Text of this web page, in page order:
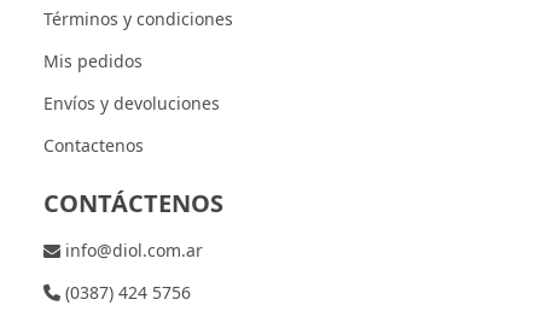
Términos y condiciones
Mis pedidos
Envíos y devoluciones
Contactenos
CONTÁCTENOS
info@diol.com.ar
(0387) 424 5756